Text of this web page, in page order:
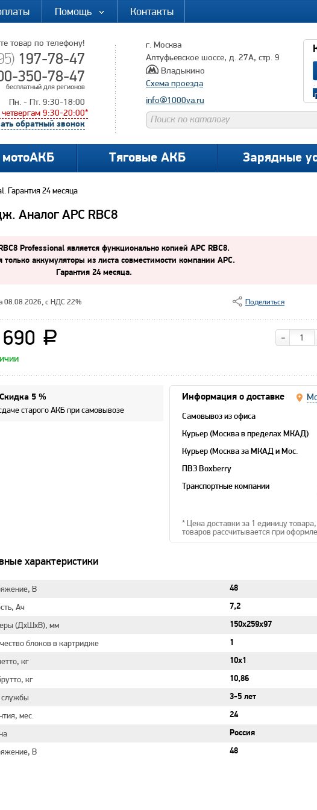
Помощь Контакты
товар по телефону!
197-78-47
350-78-47
бесплатный для регионов
Пн. - Пт. 9:30-18:00
9:30-20:00*
обратный звонок
г. Москва
Алтуфьевское шоссе, д. 27А, стр. 9
Владыкино
Схема проезда
info@1000va.ru
мотоАКБ Тяговые АКБ Зарядные
Гарантия 24 месяца
Аналог APC RBC8
Professional является функционально копией APC RBC8.
только аккумуляторы из листа совместимости компании APC.
Гарантия 24 месяца.
08.08.2026, с НДС 22% Поделиться
a -
Скидка 5 %
старого АКБ при самовывозе
Информация о доставке
Самовывоз из офиса
Курьер (Москва в пределах МКАД)
Курьер (Москва за МКАД и Мос.
ПВЗ Boxberry
Транспортные компании
* Цена доставки за 1 единицу
товаров рассчитывается при
характеристики
В 48
Ач 7,2
(ДхШхВ), мм 150x259x97
блоков в картридже 1
кг 10x1
кг 10,86
службы 3-5 лет
мес. 24
Россия
В 48